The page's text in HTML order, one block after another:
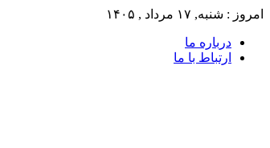
امروز : شنبه, ۱۷ مرداد , ۱۴۰۵
درباره ما
ارتباط با ما